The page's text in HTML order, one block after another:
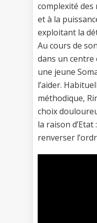
complexité
et à la
exploitant la
Au cours de
dans un centre
une jeune
l’aider.
méthodique,
choix
la raison
renverser